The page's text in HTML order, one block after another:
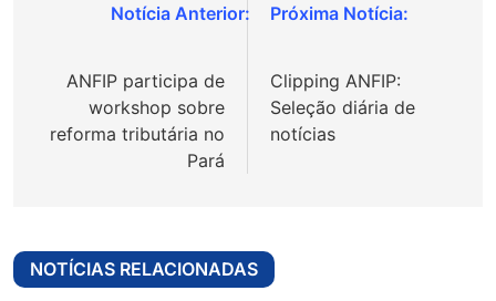
Navegação
Post
ANFIP participa de
workshop sobre
reforma tributária no
Pará
Clipping ANFIP:
Seleção diária de
notícias
NOTÍCIAS RELACIONADAS